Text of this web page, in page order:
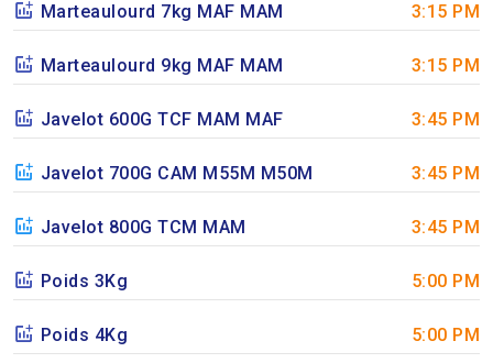
Marteaulourd 7kg MAF MAM 3:15 PM
Marteaulourd 9kg MAF MAM 3:15 PM
Javelot 600G TCF MAM MAF 3:45 PM
Javelot 700G CAM M55M M50M 3:45 PM
Javelot 800G TCM MAM 3:45 PM
Poids 3Kg 5:00 PM
Poids 4Kg 5:00 PM